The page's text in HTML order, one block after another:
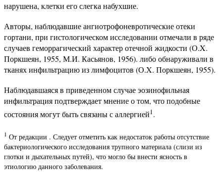
нарушена, клетки его слегка набухшие.
Авторы, наблюдавшие ангиотрофоневротические отеки
гортани, при гистологическом исследовании отмечали в ряде
случаев геморрагический характер отечной жидкости (О.X.
Поркшеян, 1955, М.И. Касьянов, 1956). либо обнаруживали в
тканях инфильтрацию из лимфоцитов (О.X. Поркшеян, 1955).
Наблюдавшаяся в приведенном случае эозинофильная
инфильтрация подтверждает мнение о том, что подобные
состояния могут быть связаны с аллергией1.
1 От редакции . Следует отметить как недостаток работы отсутствие
бактериологического исследования трупного материала (слизи из
глотки и дыхательных путей), что могло бы внести ясность в
этиологию данного заболевания.